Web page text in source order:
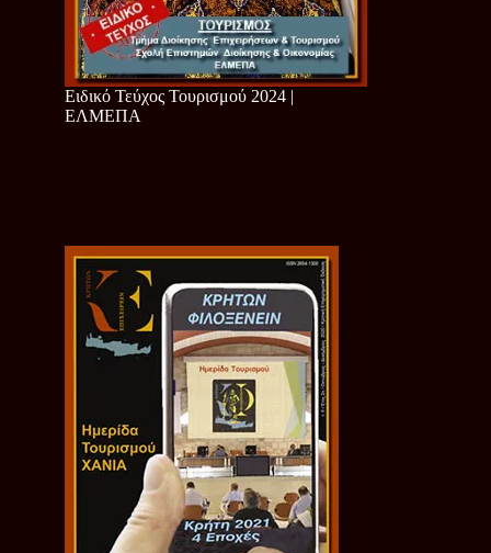
Ειδικό Τεύχος Τουρισμού 2024 |
ΕΛΜΕΠΑ